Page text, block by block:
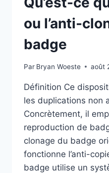
ou l’anti-
badge
Par Bryan Woeste août
Définition Ce
les duplications non
Concrètement, il
reproduction de
clonage du badge
fonctionne l’anti-
badge utilise un